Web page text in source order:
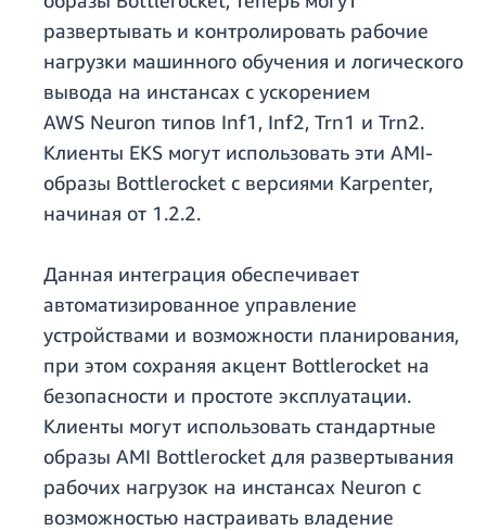
развертывать и контролировать рабочие
нагрузки машинного обучения и логического
вывода на инстансах с ускорением
AWS Neuron типов Inf1, Inf2, Trn1 и Trn2.
Клиенты EKS могут использовать эти AMI-
образы Bottlerocket с версиями Karpenter,
начиная от 1.2.2.
Данная интеграция обеспечивает
автоматизированное управление
устройствами и возможности планирования,
при этом сохраняя акцент Bottlerocket на
безопасности и простоте эксплуатации.
Клиенты могут использовать стандартные
образы AMI Bottlerocket для развертывания
рабочих нагрузок на инстансах Neuron с
возможностью настраивать владение